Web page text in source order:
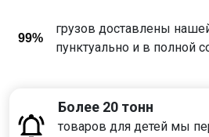
99%
грузов доставлены
пунктуально и в полной
Более 20 тонн
товаров для детей мы